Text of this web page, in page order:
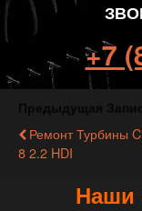
+7
Ремонт Турбины
8 2.2 HDI
Наши